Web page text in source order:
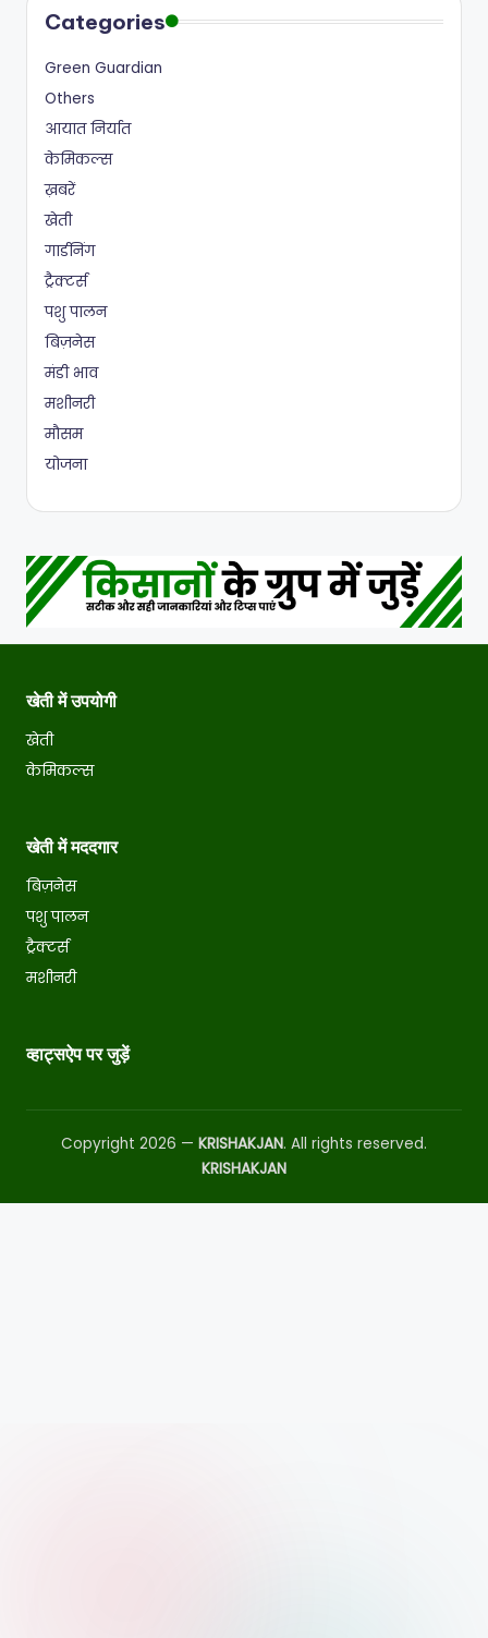
Categories
Green Guardian
Others
आयात निर्यात
केमिकल्स
ख़बरें
खेती
गार्डनिंग
ट्रैक्टर्स
पशु पालन
बिज़नेस
मंडी भाव
मशीनरी
मौसम
योजना
खेती में उपयोगी
खेती
केमिकल्स
खेती में मददगार
बिज़नेस
पशु पालन
ट्रैक्टर्स
मशीनरी
व्हाट्सऐप पर जुड़ें
Copyright 2026 — KRISHAKJAN. All rights reserved.
KRISHAKJAN